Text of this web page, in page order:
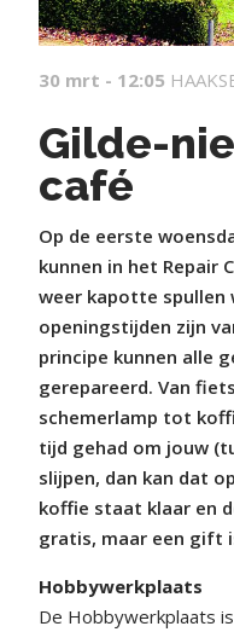
30 mrt - 12:05
Gilde-
café
Op de eerste
kunnen in het Repair
weer kapotte spullen
openingstijden zijn
principe kunnen alle
gerepareerd. Van
schemerlamp tot
tijd gehad om jouw
slijpen, dan kan dat
koffie staat klaar en
gratis, maar een gift
Hobbywerkplaats
De Hobbywerkplaats